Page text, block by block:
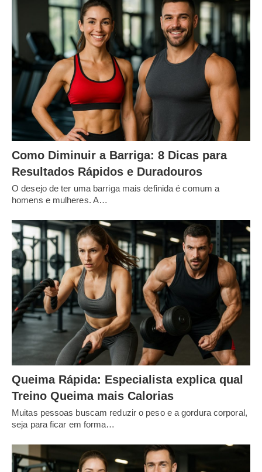
Como Diminuir a Barriga: 8 Dicas para
Resultados Rápidos e Duradouros
O desejo de ter uma barriga mais definida é comum a
homens e mulheres. A…
Queima Rápida: Especialista explica qual
Treino Queima mais Calorias
Muitas pessoas buscam reduzir o peso e a gordura corporal,
seja para ficar em forma…